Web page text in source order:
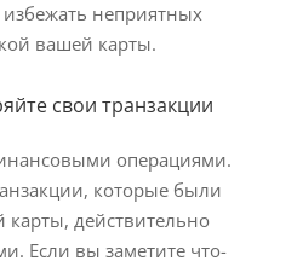
неприятных
вашей карты.
свои транзакции
операциями.
которые были
действительно
Если вы заметите что-